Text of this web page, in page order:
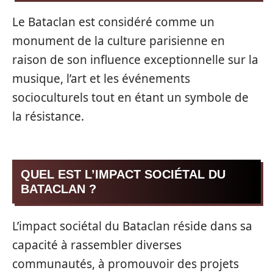
Le Bataclan est considéré comme un
monument de la culture parisienne en
raison de son influence exceptionnelle sur la
musique, l’art et les événements
socioculturels tout en étant un symbole de
la résistance.
QUEL EST L’IMPACT SOCIÉTAL DU
BATACLAN ?
L’impact sociétal du Bataclan réside dans sa
capacité à rassembler diverses
communautés, à promouvoir des projets